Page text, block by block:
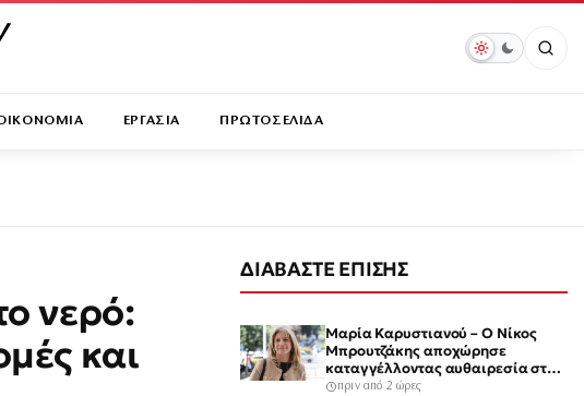
ΕΡΓΑΣΙΑ ΠΡΩΤΟΣΕΛΙΔΑ
νερό:
και
ΔΙΑΒΑΣΤΕ ΕΠΙΣΗΣ
Μαρία Καρυστιανού – Ο Νίκος
Μπρουτζάκης αποχώρησε
καταγγέλλοντας αυθαιρεσία στη
λήψη αποφάσεων: «Ελπίδα για τη
πριν από 2 ώρες